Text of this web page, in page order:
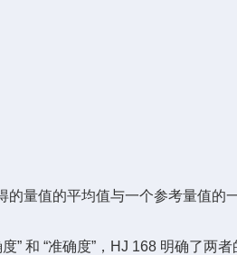
量值的平均值与一个参考量值的
和 “准确度”，HJ 168 明确了两者